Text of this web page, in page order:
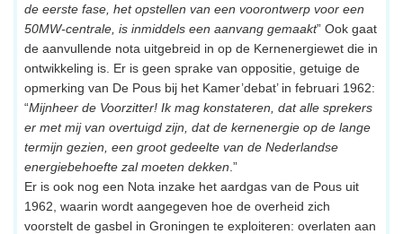
de eerste fase, het opstellen van een voorontwerp voor een
50MW-centrale, is inmiddels een aanvang gemaakt” Ook gaat
de aanvullende nota uitgebreid in op de Kernenergiewet die in
ontwikkeling is. Er is geen sprake van oppositie, getuige de
opmerking van De Pous bij het Kamer’debat’ in februari 1962:
“Mijnheer de Voorzitter! Ik mag konstateren, dat alle sprekers
er met mij van overtuigd zijn, dat de kernenergie op de lange
termijn gezien, een groot gedeelte van de Nederlandse
energiebehoefte zal moeten dekken .”
Er is ook nog een Nota inzake het aardgas van de Pous uit
1962, waarin wordt aangegeven hoe de overheid zich
voorstelt de gasbel in Groningen te exploiteren: overlaten aan